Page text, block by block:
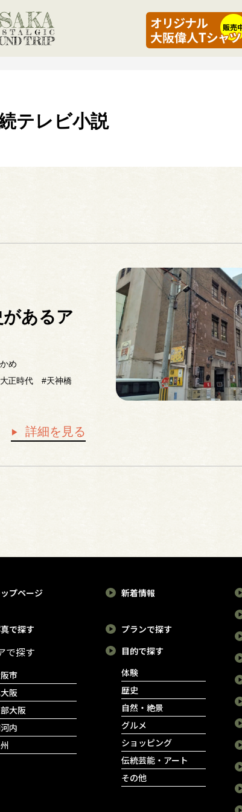
テレビ小説
あるア
め
正時代 #天神橋
詳細を見る
ップページ
で探す
で探す
市
阪
大阪
内
新着情報
プランで探す
目的で探す
体験
歴史
自然・絶景
グルメ
ショッピング
伝統芸能・アート
その他